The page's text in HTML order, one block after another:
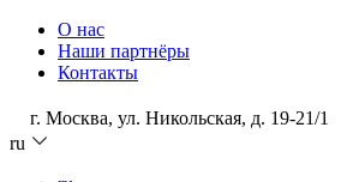
О нас
Наши партнёры
Контакты
г. Москва, ул. Никольская, д. 19-21/1
ru